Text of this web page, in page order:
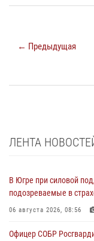
← Предыдущая
ЛЕНТА
В Югре при силовой
подозреваемые в
06 августа 2026, 08:56
Офицер СОБР